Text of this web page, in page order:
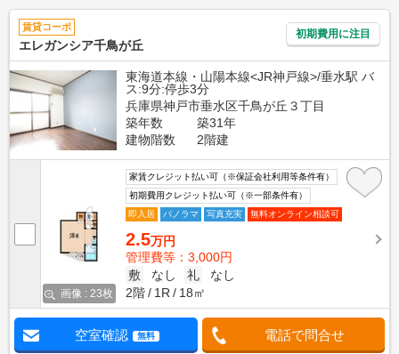
賃貸コーポ
エレガンシア千鳥が丘
初期費用に注目
東海道本線・山陽本線<JR神戸線>/垂水駅 バ
ス:9分:停歩3分
兵庫県神戸市垂水区千鳥が丘３丁目
築年数
築31年
建物階数
2階建
画像 : 23枚
家賃クレジット払い可（※保証会社利用等条件有）
初期費用クレジット払い可（※一部条件有）
即入居
パノラマ 写真充実 無料オンライン相談可
2.5万円
管理費等：3,000円
敷
なし 礼
なし
2階
1R 18㎡
空室確認 無料 電話で問合せ